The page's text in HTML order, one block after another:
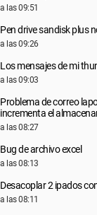
a las 09:51
Pen drive sandisk plus
a las 09:26
Los mensajes de mi
a las 09:03
Problema de correo
incrementa el
a las 08:27
Bug de archivo excel
a las 08:13
Desacoplar 2 ipados
a las 08:11